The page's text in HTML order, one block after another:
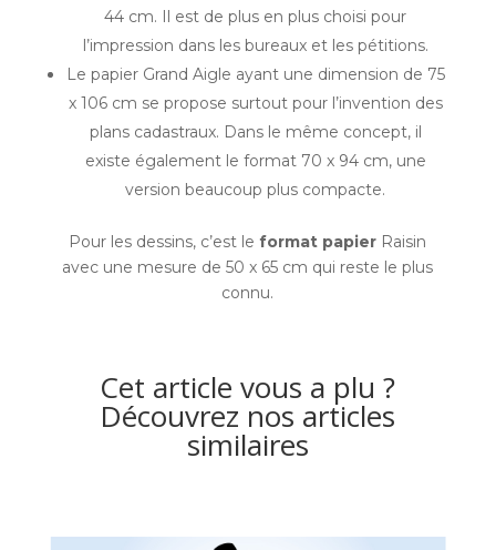
44 cm. Il est de plus en plus choisi pour
l’impression dans les bureaux et les pétitions.
Le papier Grand Aigle ayant une dimension de 75
x 106 cm se propose surtout pour l’invention des
plans cadastraux. Dans le même concept, il
existe également le format 70 x 94 cm, une
version beaucoup plus compacte.
Pour les dessins, c’est leformat papier Raisin
avec une mesure de 50 x 65 cm qui reste le plus
connu.
Cet article vous a plu ?
Découvrez nos articles
similaires